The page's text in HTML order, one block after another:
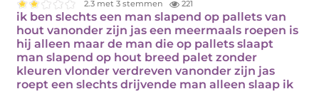
2.3 met 3 stemmen 221
ik ben slechts een man slapend op pallets van
hout vanonder zijn jas een meermaals roepen is
hij alleen maar de man die op pallets slaapt
man slapend op hout breed palet zonder
kleuren vlonder verdreven vanonder zijn jas
roept een slechts drijvende man alleen slaap ik